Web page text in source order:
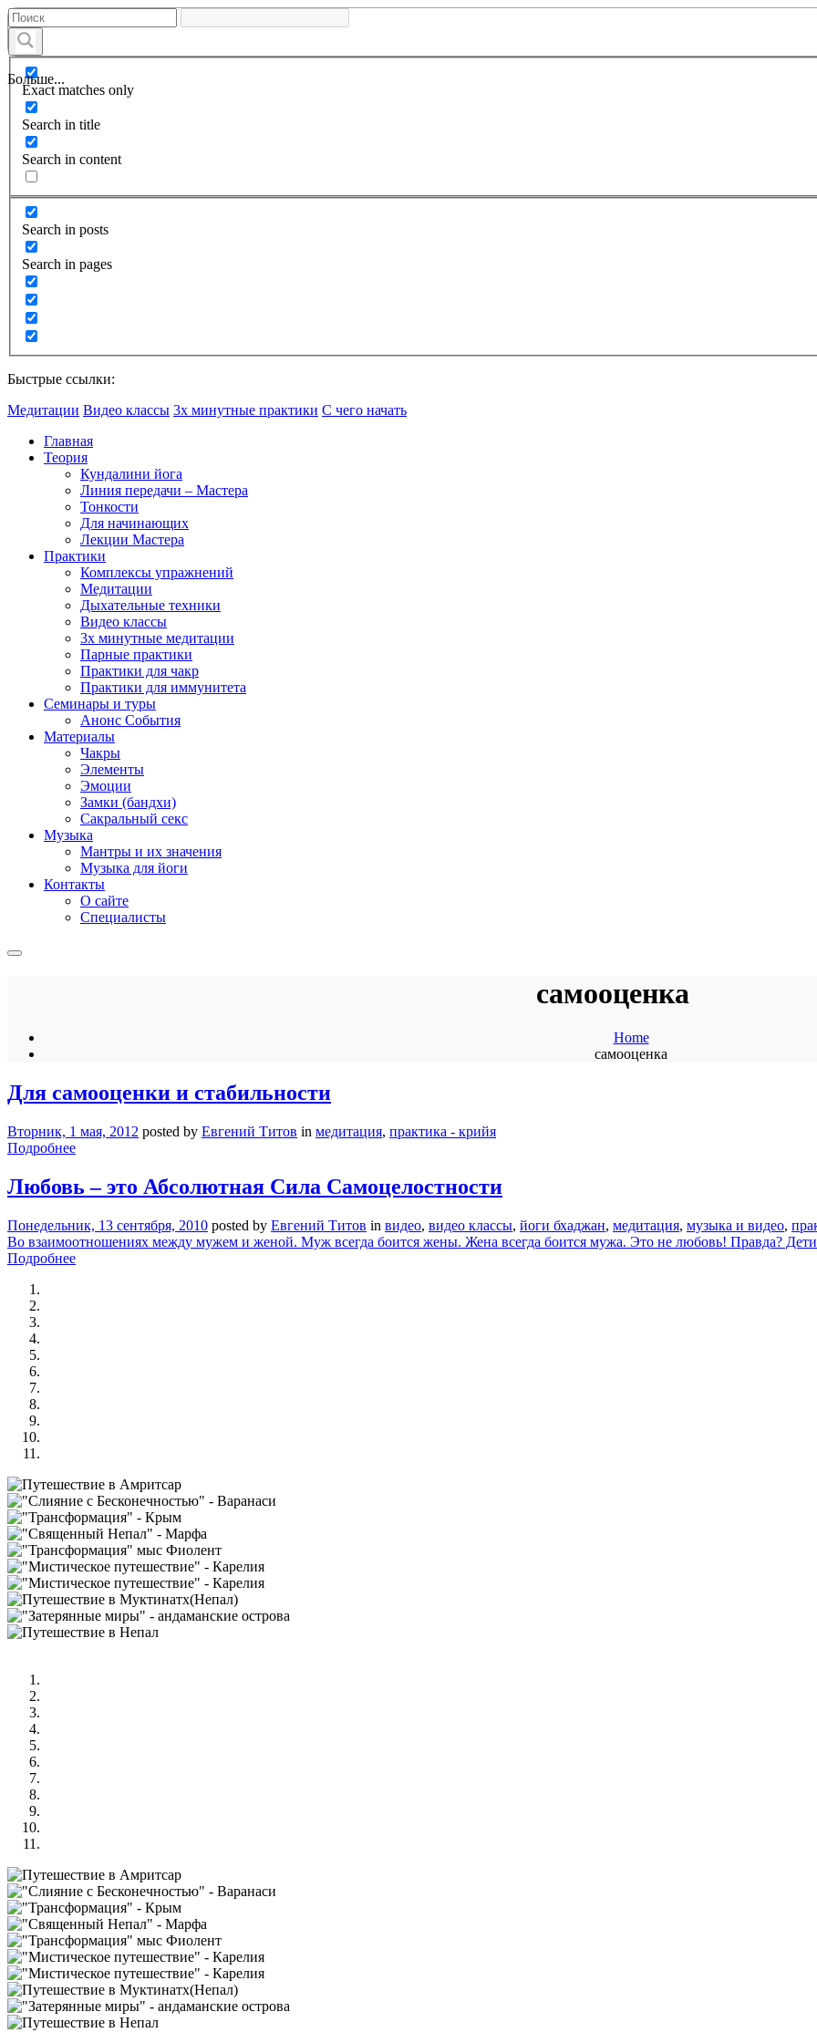
Больше...
Exact matches only
Search in title
Search in content
Search in posts
Search in pages
Быстрые ссылки:
Медитации Видео классы 3х минутные практики С чего начать
Главная
Теория
Кундалини йога
Линия передачи – Мастера
Тонкости
Для начинающих
Лекции Мастера
Практики
Комплексы упражнений
Медитации
Дыхательные техники
Видео классы
3х минутные медитации
Парные практики
Практики для чакр
Практики для иммунитета
Семинары и туры
Анонс События
Материалы
Чакры
Элементы
Эмоции
Замки (бандхи)
Сакральный секс
Музыка
Мантры и их значения
Музыка для йоги
Контакты
О сайте
Специалисты
самооценка
Home
самооценка
Для самооценки и стабильности
Вторник, 1 мая, 2012 posted by Евгений Титов in медитация, практика - крийя
Подробнее
Любовь – это Абсолютная Сила Самоцелостности
Понедельник, 13 сентября, 2010 posted by Евгений Титов in видео, видео классы, йоги бхаджан, медитация, музыка и видео,
Во взаимоотношениях между мужем и женой. Муж всегда боится жены. Жена всегда боится мужа. Это не любовь! Правда?
Подробнее